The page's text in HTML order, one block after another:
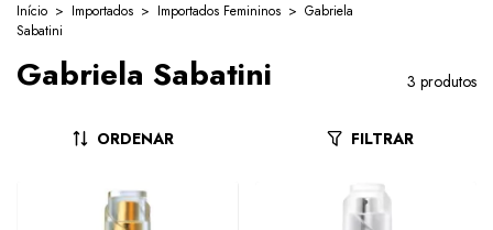
Início > Importados > Importados Femininos > Gabriela
Sabatini
Gabriela Sabatini 3 produtos
ORDENAR FILTRAR